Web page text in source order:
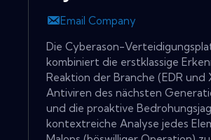
Email Company
Die Cyberason-
kombiniert die erstklassige
Reaktion der Branche (EDR und
Antiviren des nächsten
und die proaktive
kontextreiche Analyse jedes